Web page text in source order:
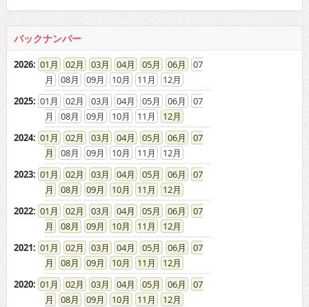
バックナンバー
2026: 01 02 03 04 05 06
07
08
09 10 11
12
2025: 01 02 03 04 05 06
07
08
09 10 11
12
2024: 01 02 03 04 05 06
07
08
09 10 11
12
2023: 01 02 03 04 05 06
07
08
09 10 11
12
2022: 01 02 03 04 05 06
07
08
09 10 11
12
2021: 01 02 03 04 05 06
07
08
09 10 11
12
2020: 01 02 03 04 05 06
07
08
09 10 11
12